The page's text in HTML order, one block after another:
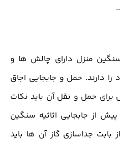
منزل دارای چالش ها و
حمل و جابجایی اجاق
حمل و نقل آن باید نکات
از جابجایی اثاثیه سنگین
بابت جداسازی گاز آن ها باید